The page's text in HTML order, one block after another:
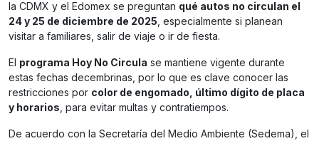
la CDMX y el Edomex se preguntan qué autos no circulan el
24 y 25 de diciembre de 2025, especialmente si planean
visitar a familiares, salir de viaje o ir de fiesta.
El programa Hoy No Circula se mantiene vigente durante
estas fechas decembrinas, por lo que es clave conocer las
restricciones por color de engomado, último dígito de placa
y horarios, para evitar multas y contratiempos.
De acuerdo con la Secretaría del Medio Ambiente (Sedema), el